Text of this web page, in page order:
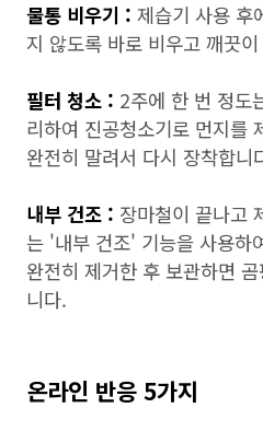
물통 비우기 : 제습기 사용 후
지 않도록 바로 비우고 깨끗
필터 청소 : 2주에 한 번 정도
리하여 진공청소기로 먼지를
완전히 말려서 다시 장착합니
내부 건조 : 장마철이 끝나고
는 '내부 건조' 기능을 사용하
완전히 제거한 후 보관하면
니다.
온라인 반응 5가지